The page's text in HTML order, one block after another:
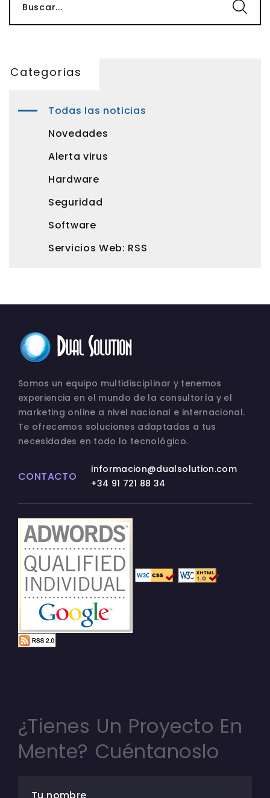
Buscar...
Categorias
Todas las noticias
Novedades
Alerta virus
Hardware
Seguridad
Software
Servicios Web: RSS
Somos un equipo multidisciplinar y tenemos
experiencia en el mundo de la consultoría y el
marketing online a nivel nacional e internacional.
Te ofrecemos soluciones adaptadas a tus
necesidades en todo lo tecnológico.
CONTACTO
informacion@dualsolution.com
+34 91 721 88 34
¿Tienes Un Proyecto En
Mente? Cuéntanoslo